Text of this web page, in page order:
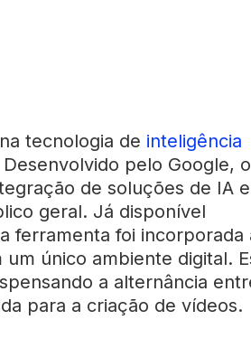
tecnologia de inteligência
pelo Google, o
de soluções de IA
geral. Já disponível
ferramenta foi incorporada
único ambiente digital.
a alternância
para a criação de vídeos.